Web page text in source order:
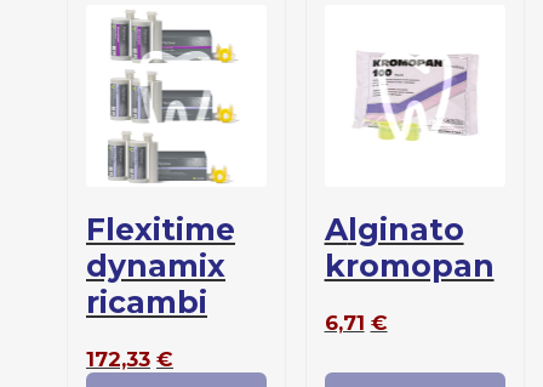
flexitime
dynamix
ricambi
172,33 €
alginato
kromopan
6,71 €